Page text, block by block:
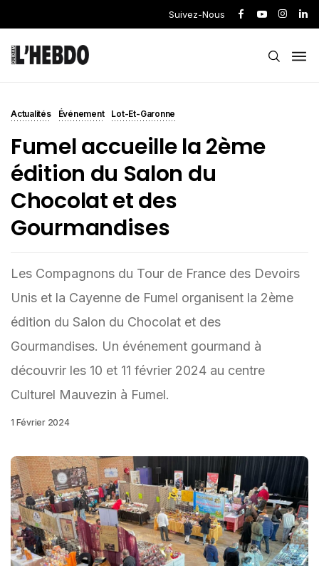
Suivez-Nous
Actualités Événement Lot-Et-Garonne
Fumel accueille la 2ème
édition du Salon du
Chocolat et des
Gourmandises
Les Compagnons du Tour de France des Devoirs
Unis et la Cayenne de Fumel organisent la 2ème
édition du Salon du Chocolat et des
Gourmandises. Un événement gourmand à
découvrir les 10 et 11 février 2024 au centre
Culturel Mauvezin à Fumel.
1 Février 2024